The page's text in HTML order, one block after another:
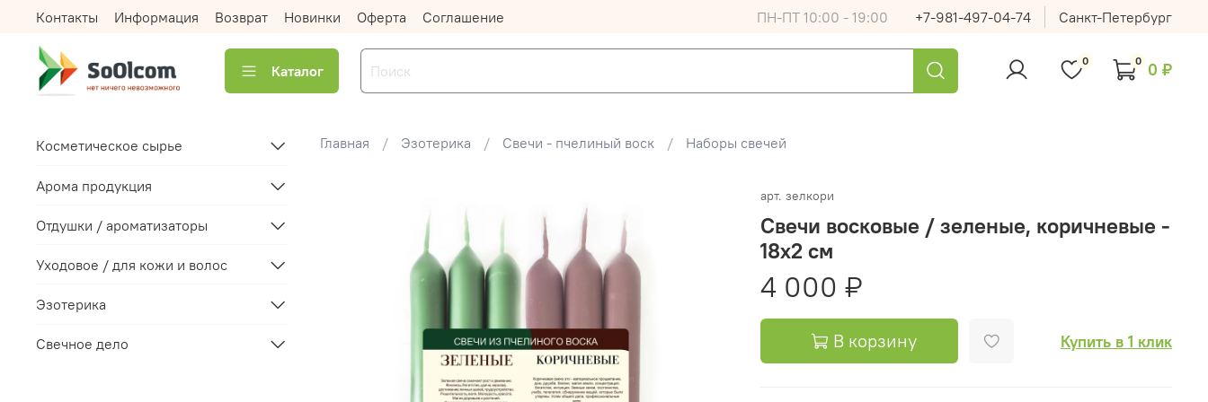
Контакты Информация Возврат Новинки Оферта Соглашение ПН-ПТ 10:00 - 19:00 +7-981-497-04-74 Санкт-Петербург
Каталог
0 0 0 ₽
Главная Эзотерика Свечи - пчелиный воск Наборы свечей
арт. зелкори
Свечи восковые / зеленые, коричневые -
18х2 см
4 000 ₽
В корзину Купить в 1 клик
Косметическое сырье
Арома продукция
Отдушки / ароматизаторы
Уходовое / для кожи и волос
Эзотерика
Свечное дело